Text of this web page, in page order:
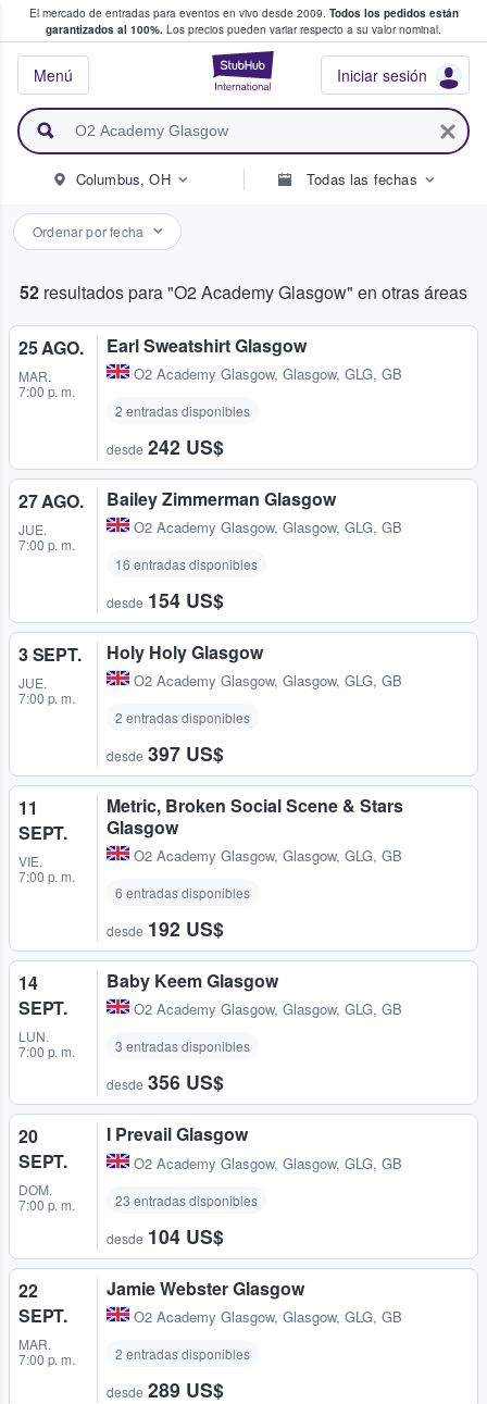
El mercado de entradas para eventos en vivo desde 2009. Todos los pedidos están
garantizados al 100%. Los precios pueden variar respecto a su valor nominal.
StubHub:
Iniciar sesión
Menú
y venta de entradas entre fans
Columbus, OH Todas las fechas
Ordenar por fecha
52 resultados para "O2 Academy Glasgow" en otras áreas
25 AGO.
MAR.
7:00 p. m.
Earl Sweatshirt Glasgow
O2 Academy Glasgow, Glasgow, GLG, GB
2 entradas disponibles
desde 242 US$
27 AGO.
JUE.
7:00 p. m.
Bailey Zimmerman Glasgow
O2 Academy Glasgow, Glasgow, GLG, GB
16 entradas disponibles
desde 154 US$
3 SEPT.
JUE.
7:00 p. m.
Holy Holy Glasgow
O2 Academy Glasgow, Glasgow, GLG, GB
2 entradas disponibles
desde 397 US$
11
SEPT.
VIE.
7:00 p. m.
Metric, Broken Social Scene & Stars
Glasgow
O2 Academy Glasgow, Glasgow, GLG, GB
6 entradas disponibles
desde 192 US$
14
SEPT.
LUN.
7:00 p. m.
Baby Keem Glasgow
O2 Academy Glasgow, Glasgow, GLG, GB
3 entradas disponibles
desde 356 US$
20
SEPT.
DOM.
7:00 p. m.
I Prevail Glasgow
O2 Academy Glasgow, Glasgow, GLG, GB
23 entradas disponibles
desde 104 US$
22
SEPT.
MAR.
7:00 p. m.
Jamie Webster Glasgow
O2 Academy Glasgow, Glasgow, GLG, GB
2 entradas disponibles
desde 289 US$